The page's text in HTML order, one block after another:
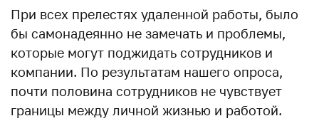
При всех прелестях удаленной работы, было
бы самонадеянно не замечать и проблемы,
которые могут поджидать сотрудников и
компании. По результатам нашего опроса,
почти половина сотрудников не чувствует
границы между личной жизнью и работой.